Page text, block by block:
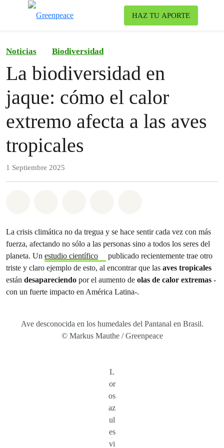
HAZ TU APORTE
Noticias Biodiversidad
La biodiversidad en
jaque: cómo el calor
extremo afecta a las aves
tropicales
1 Septiembre 2025
La crisis climática no da tregua y se hace sentir cada vez con más
fuerza, afectando no sólo a las personas sino a todos los seres del
planeta. Un estudio científico
publicado recientemente trae otro
triste y claro ejemplo de esto, al encontrar que las aves tropicales
están desapareciendo por el aumento de olas de calor extremas -
con un fuerte impacto en América Latina-.
Ave desconocida en los humedales del Pantanal en Brasil.
© Markus Mauthe / Greenpeace
L
or
os
az
ul
es
vi